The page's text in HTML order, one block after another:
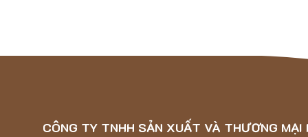
Đế thảm được làm từ một loại cao su non đặc biệt
Cuối cùng, đường may viền cẩn thận và chắc chắn,
CÔNG TY TNHH SẢN XUẤT VÀ THƯƠNG MẠI